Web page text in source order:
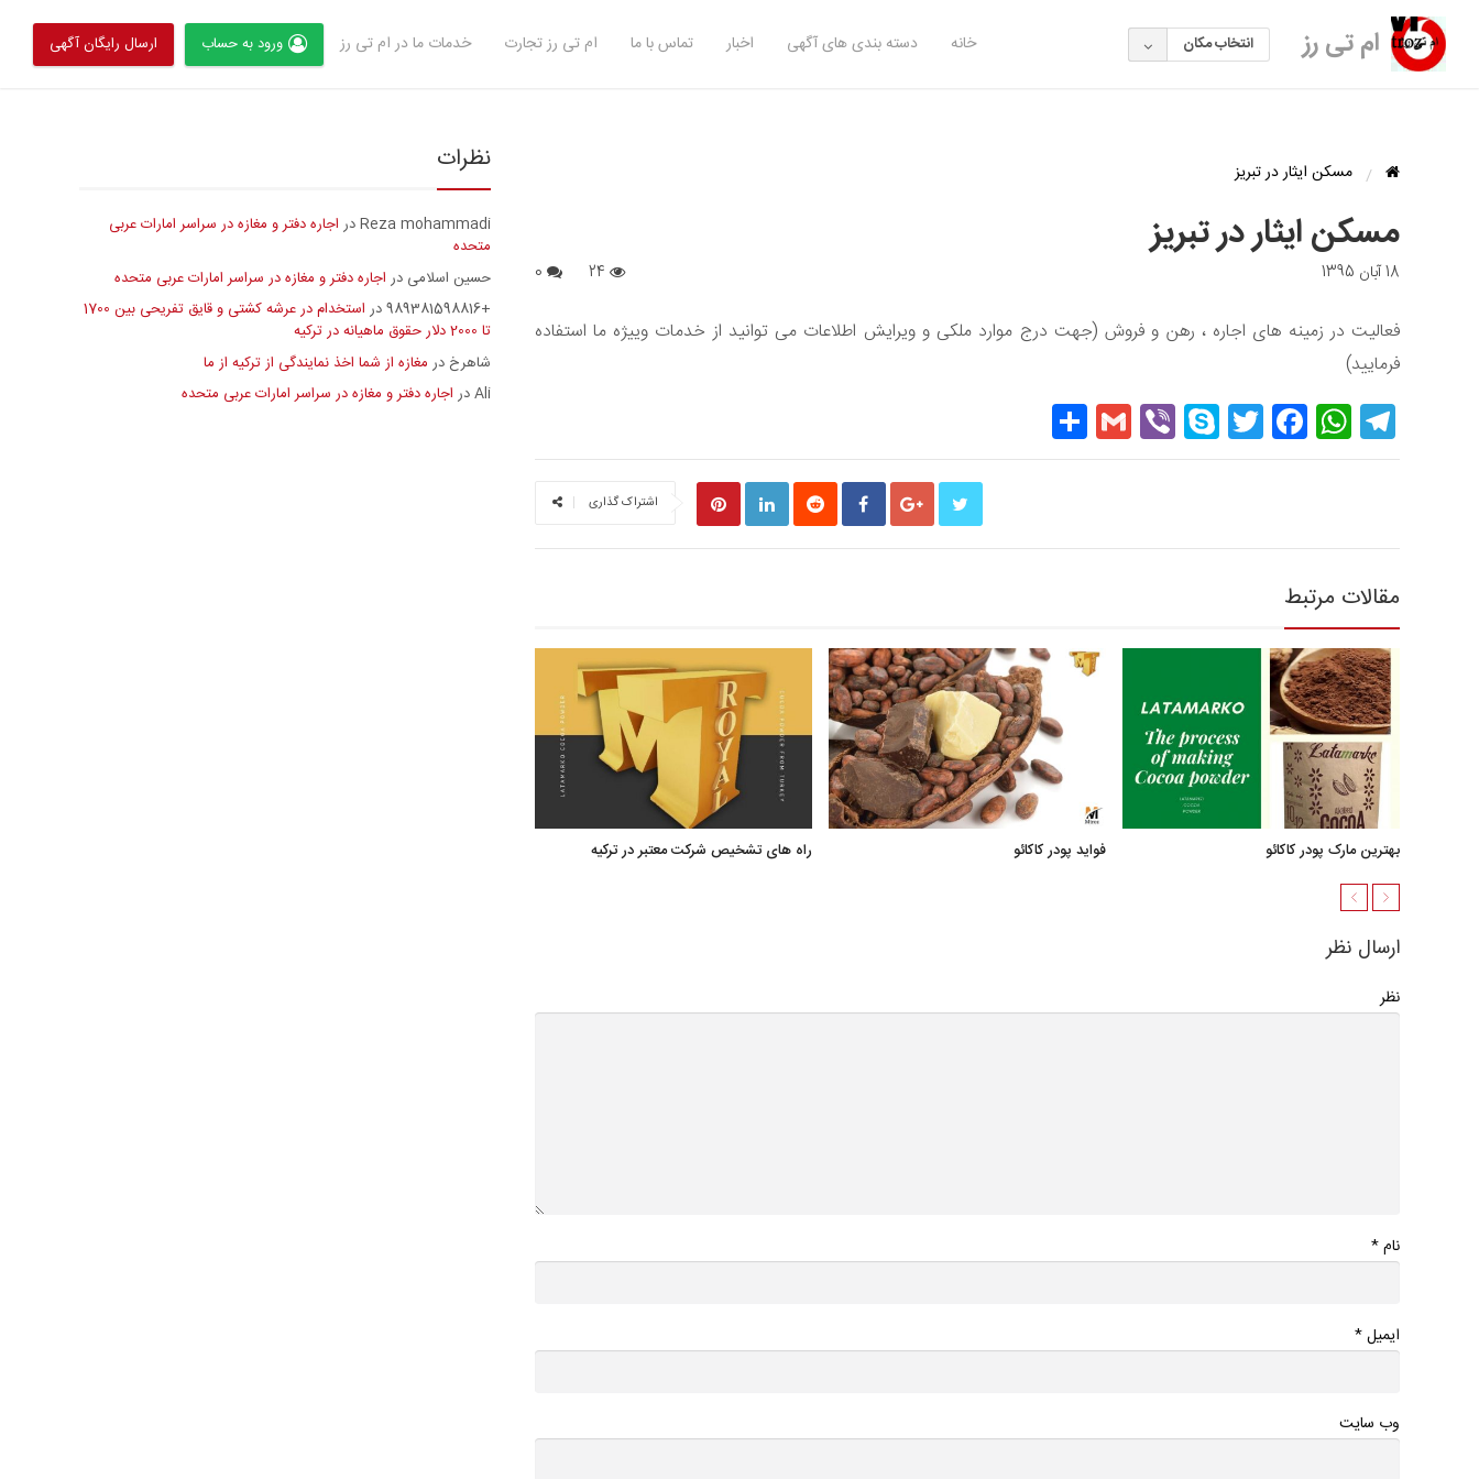
ام تی رز انتخاب مکان خانه دسته بندی های آگهی اخبار تماس با ما ام تی رز تجارت خدمات ما در ام تی رز ورود به حساب ارسال رایگان آگهی
مسکن ایثار در تبریز
مسکن ایثار در تبریز
18 آبان 1395
فعالیت در زمینه های اجاره ، رهن و فروش (جهت درج موارد ملکی و ویرایش اطلاعات می توانید از خدمات ویيژه ما استفاده
فرمایید)
Telegram
WhatsApp
Facebook
Twitter
Skype
Viber
Gmail
اشتراک گذاری
مقالات مرتبط
بهترین مارک پودر کاکائو فواید پودر کاکائو راه های تشخیص شرکت معتبر در ترکیه
ارسال نظر
نظر
نام*
ایمیل*
وب سایت
نظرات
Reza mohammadiدر اجاره دفتر و مغازه در سراسر امارات عربی
متحده
حسین اسلامی در اجاره دفتر و مغازه در سراسر امارات عربی متحده
+989381598816
در
استخدام در عرشه کشتی و قایق تفریحی بین 1700
تا 2000 دلار حقوق ماهیانه در ترکیه
شاهرخ در مغازه از شما اخذ نمایندگی از ترکیه از ما
Aliدر اجاره دفتر و مغازه در سراسر امارات عربی متحده